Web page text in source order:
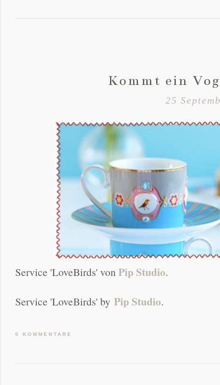
Kommt ein
25
Service 'LoveBirds' von Pip Studio.
Service 'LoveBirds' by Pip Studio.
0 KOMMENTARE